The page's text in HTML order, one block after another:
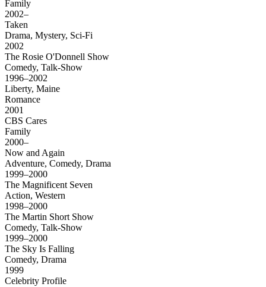
Family
2002–
Taken
Drama, Mystery, Sci-Fi
2002
The Rosie O'Donnell Show
Comedy, Talk-Show
1996–2002
Liberty, Maine
Romance
2001
CBS Cares
Family
2000–
Now and Again
Adventure, Comedy, Drama
1999–2000
The Magnificent Seven
Action, Western
1998–2000
The Martin Short Show
Comedy, Talk-Show
1999–2000
The Sky Is Falling
Comedy, Drama
1999
Celebrity Profile